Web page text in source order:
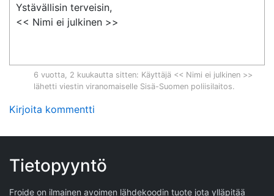
Ystävällisin terveisin,
<< Nimi ei julkinen >>
6 vuotta, 2 kuukautta sitten: Käyttäjä << Nimi ei julkinen >>
lähetti viestin viranomaiselle Sisä-Suomen poliisilaitos.
Kirjoita kommentti
Tietopyyntö
Froide on ilmainen avoimen lähdekoodin tuote jota ylläpitää